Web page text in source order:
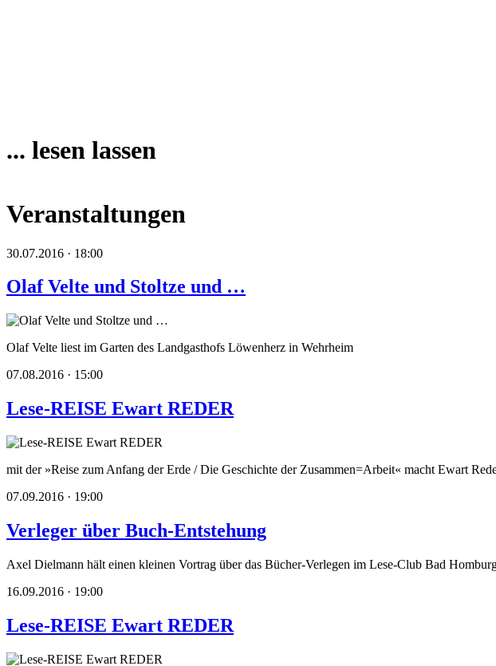
... lesen lassen
Veranstaltungen
30.07.2016 · 18:00
Olaf Velte und Stoltze und …
Olaf Velte liest im Garten des Landgasthofs Löwenherz in Wehrheim
07.08.2016 · 15:00
Lese-REISE Ewart REDER
mit der »Reise zum Anfang der Erde / Die Geschichte der Zusammen=Arbeit« macht Ewart
07.09.2016 · 19:00
Verleger über Buch-Entstehung
Axel Dielmann hält einen kleinen Vortrag über das Bücher-Verlegen im Lese-Club Bad
16.09.2016 · 19:00
Lese-REISE Ewart REDER